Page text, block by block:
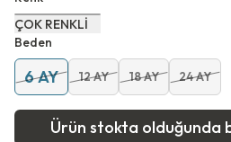
ÇOK RENKLİ
Beden
6 AY 12 AY 18 AY 24 AY
Ürün stokta olduğunda